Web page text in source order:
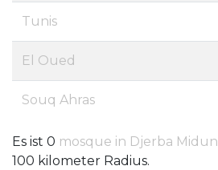
Tunis
El Oued
Souq Ahras
Es ist 0 mosque in Djerba Midun
100 kilometer Radius.